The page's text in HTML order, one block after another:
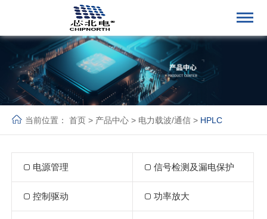
当前位置： 首页 > 产品中心 > 电力载波/通信 > HPLC
电源管理 信号检测及漏电保护
控制驱动 功率放大